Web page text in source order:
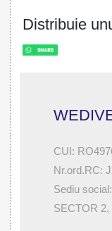
Distribuie
CUI:
Nr.ord.RC:
Sediu
SECTOR